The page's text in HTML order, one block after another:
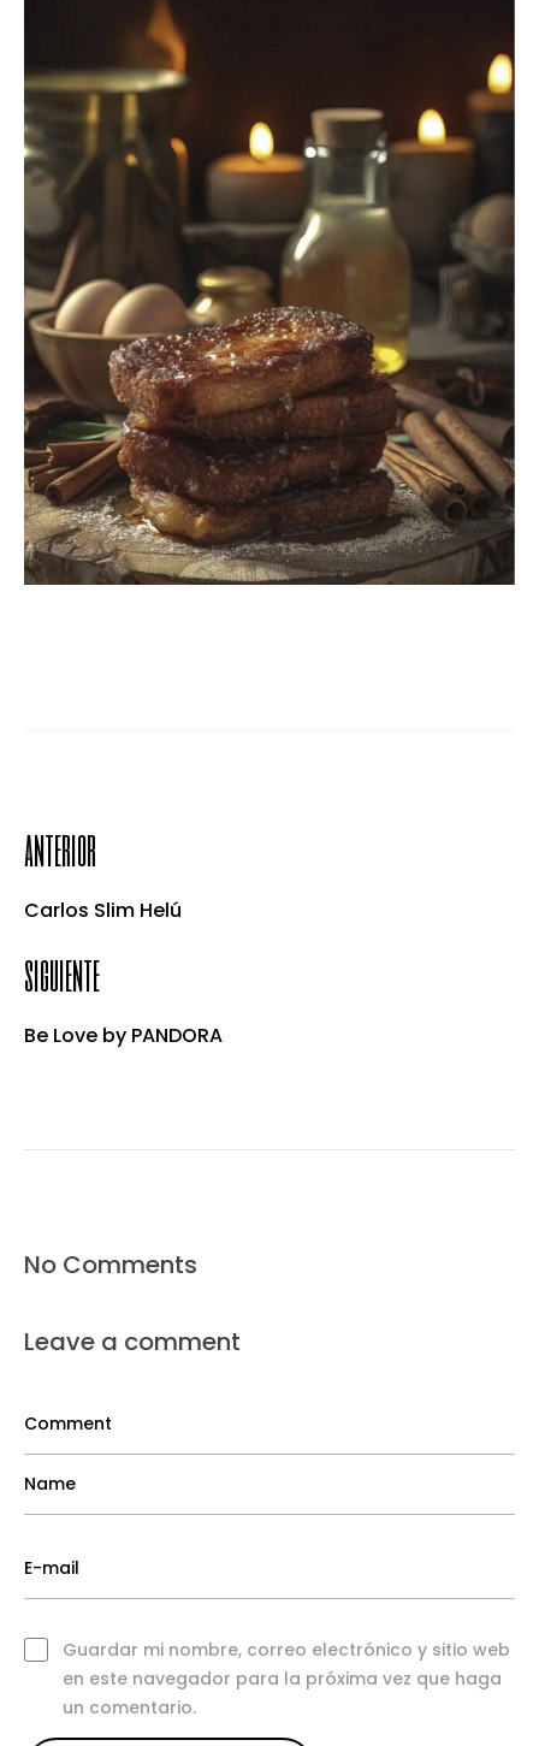
anterior
Carlos Slim Helú
siguiente
Be Love by PANDORA
No Comments
Leave a comment
Guardar mi nombre, correo electrónico y sitio web
en este navegador para la próxima vez que haga
un comentario.